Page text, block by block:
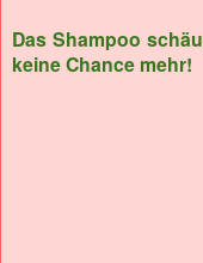
Das Shampoo
keine Chance mehr!